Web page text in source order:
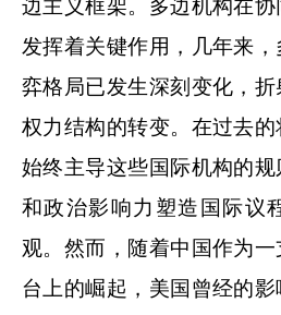
边主义框架。多边机构在
发挥着关键作用，几年来
弈格局已发生深刻变化，
权力结构的转变。在过去
始终主导这些国际机构的
和政治影响力塑造国际议
观。然而，随着中国作为
台上的崛起，美国曾经的